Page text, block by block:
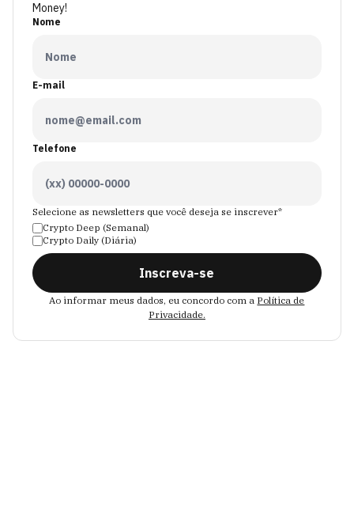
Money!
Nome
E-mail
Telefone
Selecione as newsletters que você deseja se inscrever*
Crypto Deep (Semanal)
Crypto Daily (Diária)
Inscreva-se
Ao informar meus dados, eu concordo com a Política de
Privacidade.